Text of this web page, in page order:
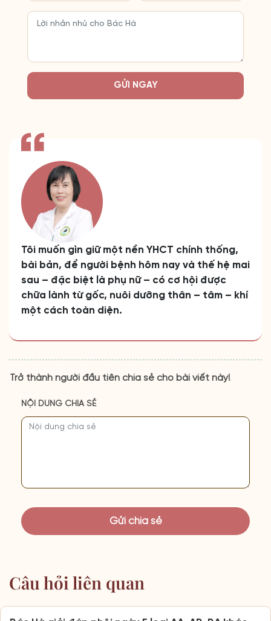
GỬI NGAY
Tôi muốn gìn giữ một nền YHCT chính thống,
bài bản, để người bệnh hôm nay và thế hệ mai
sau – đặc biệt là phụ nữ – có cơ hội được
chữa lành từ gốc, nuôi dưỡng thân – tâm – khí
một cách toàn diện.
Trở thành người đầu tiên chia sẻ cho bài viết này!
NỘI DUNG CHIA SẺ
Câu hỏi liên quan